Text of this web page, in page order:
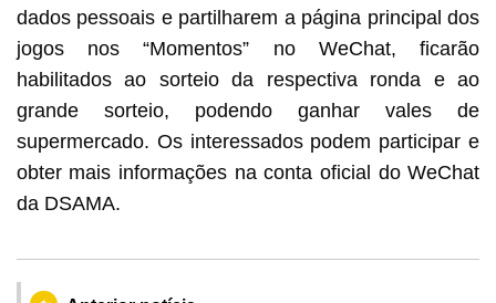
dados pessoais e partilharem a página principal dos
jogos nos “Momentos” no WeChat, ficarão
habilitados ao sorteio da respectiva ronda e ao
grande sorteio, podendo ganhar vales de
supermercado. Os interessados podem participar e
obter mais informações na conta oficial do WeChat
da DSAMA.